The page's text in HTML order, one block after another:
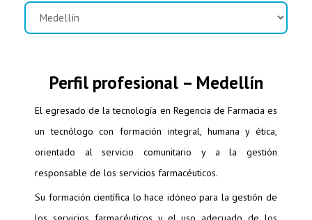
Perfil profesional – Medellín
El egresado de la tecnología en Regencia de Farmacia es
un tecnólogo con formación integral, humana y ética,
orientado al servicio comunitario y a la gestión
responsable de los servicios farmacéuticos.
Su formación científica lo hace idóneo para la gestión de